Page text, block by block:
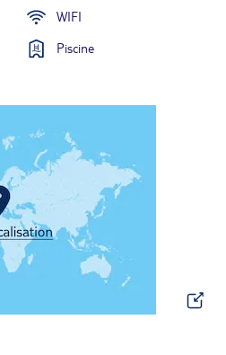
WIFI
Piscine